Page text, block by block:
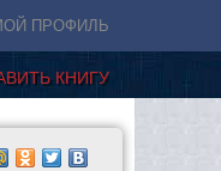
ПРОФИЛЬ
КНИГУ